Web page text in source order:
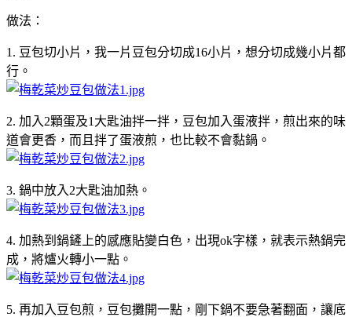
做法：
1. 豆包切小片，我一片豆包分切成16小片，想分切成幾小片都
行。
2. 加入2顆蛋及1大匙油拌一拌，豆包加入蛋液拌，煎出來的味
道會更香，而且拌了蛋液煎，也比較不會黏鍋。
3. 鍋中放入2大匙油加熱。
4. 加熱到鍋鏟上的感應貼變白色，出現ok字樣，就表示熱鍋完
成，將爐火轉小一點。
5. 再加入豆包煎，豆包攤開一點，剛下鍋不要急著翻面，讓底